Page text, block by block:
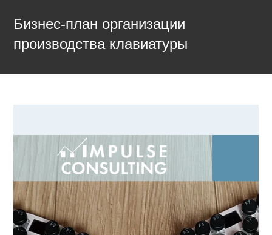
Бизнес-план организации
производства клавиатуры